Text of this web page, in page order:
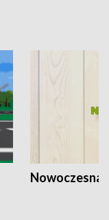
Nowoczesna